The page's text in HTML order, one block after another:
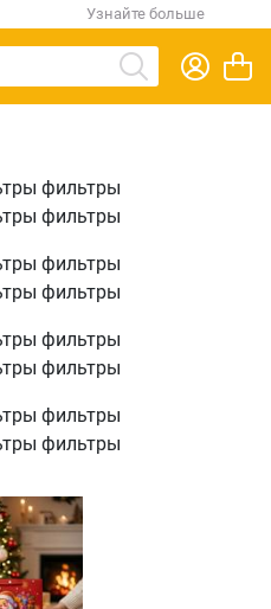
Узнайте больше
фильтры
фильтры
фильтры
фильтры
фильтры
фильтры
фильтры
фильтры